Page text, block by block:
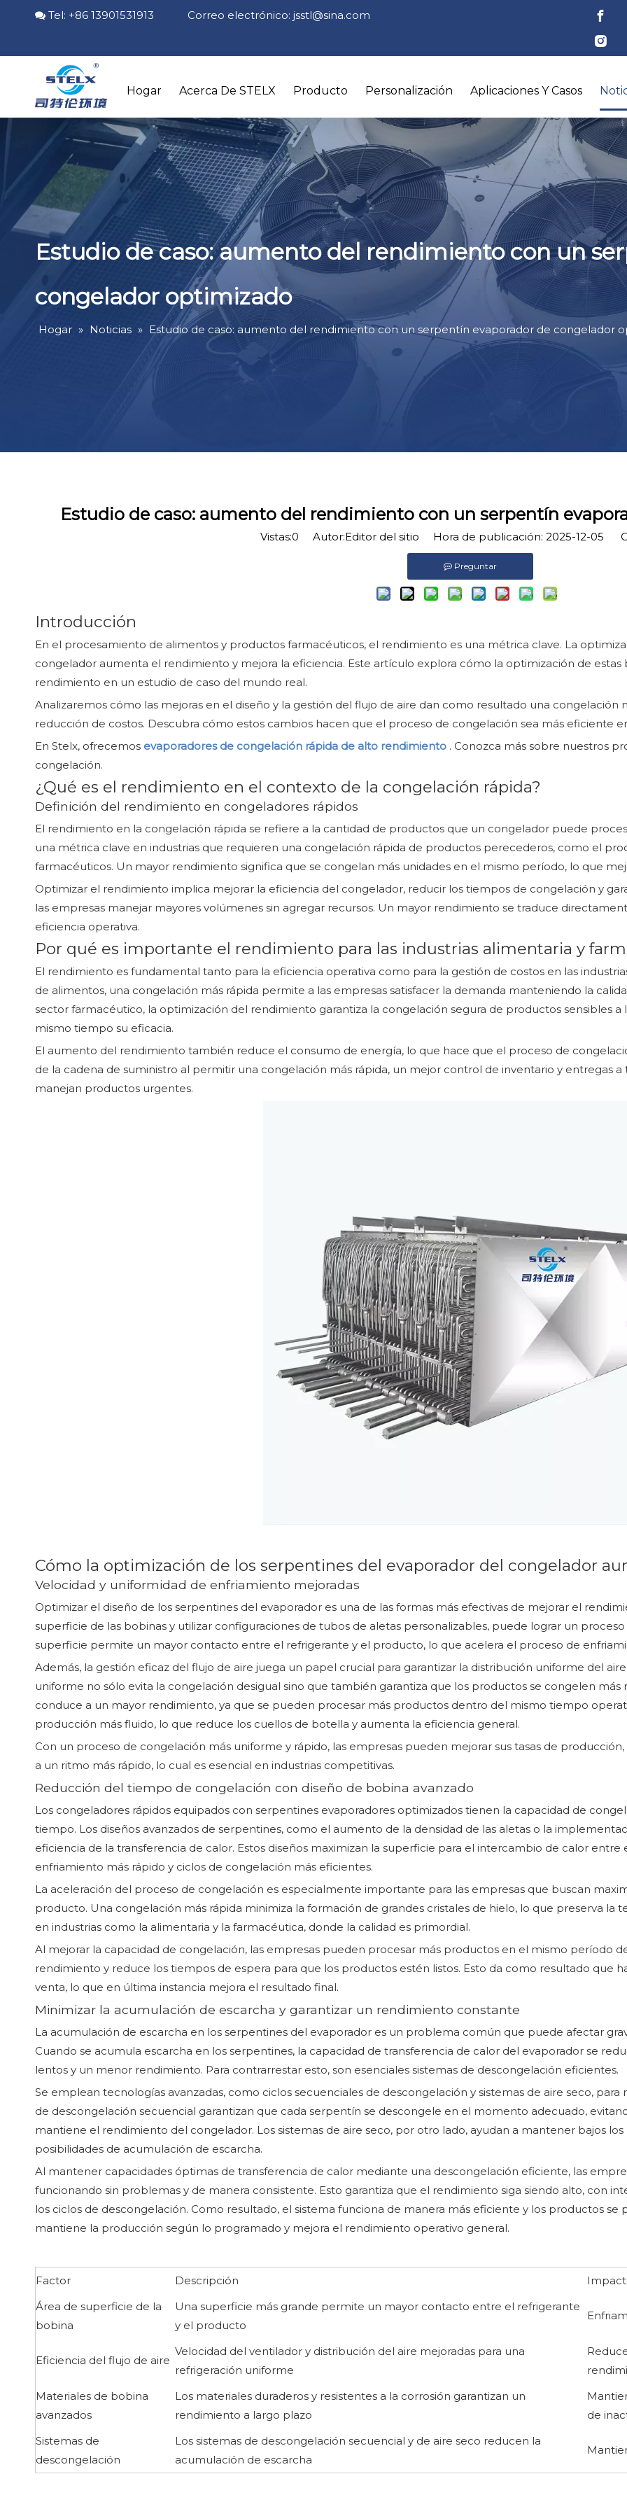
 Tel: +86 13901531913 Correo electrónico: jsstl@sina.com
Hogar Acerca De STELX Producto Personalización Aplicaciones Y Casos
Estudio de caso: aumento del rendimiento con un
congelador optimizado
Hogar » Noticias » Estudio de caso: aumento del rendimiento con un serpentín evaporador de congelador
Estudio de caso: aumento del rendimiento con un serpentín
Vistas:0 Autor:Editor del sitio Hora de publicación: 2025-12-05
Preguntar
Introducción
En el procesamiento de alimentos y productos farmacéuticos, el rendimiento es una métrica clave. La
congelador aumenta el rendimiento y mejora la eficiencia. Este artículo explora cómo la optimización de estas
rendimiento en un estudio de caso del mundo real.
Analizaremos cómo las mejoras en el diseño y la gestión del flujo de aire dan como resultado una congelación
reducción de costos. Descubra cómo estos cambios hacen que el proceso de congelación sea más eficiente
En Stelx, ofrecemos evaporadores de congelación rápida de alto rendimiento . Conozca más sobre nuestros
congelación.
¿Qué es el rendimiento en el contexto de la congelación rápida?
Definición del rendimiento en congeladores rápidos
El rendimiento en la congelación rápida se refiere a la cantidad de productos que un congelador puede
una métrica clave en industrias que requieren una congelación rápida de productos perecederos, como el
farmacéuticos. Un mayor rendimiento significa que se congelan más unidades en el mismo período, lo que
Optimizar el rendimiento implica mejorar la eficiencia del congelador, reducir los tiempos de congelación y
las empresas manejar mayores volúmenes sin agregar recursos. Un mayor rendimiento se traduce
eficiencia operativa.
Por qué es importante el rendimiento para las industrias alimentaria y
El rendimiento es fundamental tanto para la eficiencia operativa como para la gestión de costos en las
de alimentos, una congelación más rápida permite a las empresas satisfacer la demanda manteniendo la
sector farmacéutico, la optimización del rendimiento garantiza la congelación segura de productos sensibles
mismo tiempo su eficacia.
El aumento del rendimiento también reduce el consumo de energía, lo que hace que el proceso de
de la cadena de suministro al permitir una congelación más rápida, un mejor control de inventario y entregas
manejan productos urgentes.
Cómo la optimización de los serpentines del evaporador del congelador
Velocidad y uniformidad de enfriamiento mejoradas
Optimizar el diseño de los serpentines del evaporador es una de las formas más efectivas de mejorar el
superficie de las bobinas y utilizar configuraciones de tubos de aletas personalizables, puede lograr un
superficie permite un mayor contacto entre el refrigerante y el producto, lo que acelera el proceso de
Además, la gestión eficaz del flujo de aire juega un papel crucial para garantizar la distribución uniforme del
uniforme no sólo evita la congelación desigual sino que también garantiza que los productos se congelen
conduce a un mayor rendimiento, ya que se pueden procesar más productos dentro del mismo tiempo
producción más fluido, lo que reduce los cuellos de botella y aumenta la eficiencia general.
Con un proceso de congelación más uniforme y rápido, las empresas pueden mejorar sus tasas de
a un ritmo más rápido, lo cual es esencial en industrias competitivas.
Reducción del tiempo de congelación con diseño de bobina avanzado
Los congeladores rápidos equipados con serpentines evaporadores optimizados tienen la capacidad de
tiempo. Los diseños avanzados de serpentines, como el aumento de la densidad de las aletas o la
eficiencia de la transferencia de calor. Estos diseños maximizan la superficie para el intercambio de calor
enfriamiento más rápido y ciclos de congelación más eficientes.
La aceleración del proceso de congelación es especialmente importante para las empresas que buscan
producto. Una congelación más rápida minimiza la formación de grandes cristales de hielo, lo que preserva la
en industrias como la alimentaria y la farmacéutica, donde la calidad es primordial.
Al mejorar la capacidad de congelación, las empresas pueden procesar más productos en el mismo período
rendimiento y reduce los tiempos de espera para que los productos estén listos. Esto da como resultado que
venta, lo que en última instancia mejora el resultado final.
Minimizar la acumulación de escarcha y garantizar un rendimiento constante
La acumulación de escarcha en los serpentines del evaporador es un problema común que puede afectar
Cuando se acumula escarcha en los serpentines, la capacidad de transferencia de calor del evaporador se
lentos y un menor rendimiento. Para contrarrestar esto, son esenciales sistemas de descongelación eficientes.
Se emplean tecnologías avanzadas, como ciclos secuenciales de descongelación y sistemas de aire seco,
de descongelación secuencial garantizan que cada serpentín se descongele en el momento adecuado,
mantiene el rendimiento del congelador. Los sistemas de aire seco, por otro lado, ayudan a mantener bajos
posibilidades de acumulación de escarcha.
Al mantener capacidades óptimas de transferencia de calor mediante una descongelación eficiente, las
funcionando sin problemas y de manera consistente. Esto garantiza que el rendimiento siga siendo alto, con
los ciclos de descongelación. Como resultado, el sistema funciona de manera más eficiente y los productos
mantiene la producción según lo programado y mejora el rendimiento operativo general.
Factor Descripción
Área de superficie de la
bobina
Una superficie más grande permite un mayor contacto entre el refrigerante
y el producto
Eficiencia del flujo de aire
Velocidad del ventilador y distribución del aire mejoradas para una
refrigeración uniforme
Materiales de bobina
avanzados
Los materiales duraderos y resistentes a la corrosión garantizan un
rendimiento a largo plazo
de
Sistemas de
descongelación
Los sistemas de descongelación secuencial y de aire seco reducen la
acumulación de escarcha